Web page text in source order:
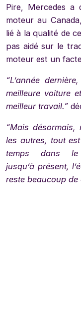
Pire, Mercedes
moteur au
lié à la qualité de
pas aidé sur le
moteur est un
“L’année
meilleure voiture
meilleur travail.”
“Mais
les autres, tout
temps dans
jusqu’à présent,
reste beaucoup de